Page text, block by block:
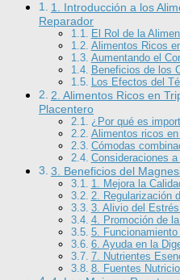
1. Introducción a los
Reparador
El Rol de la
Alimentos Ricos
Aumentando el
Beneficios de los
Los Efectos del
2. Alimentos Ricos en
Placentero
¿Por qué es
Alimentos ricos
Cómodas
Consideraciones
3. Beneficios del
1. Mejora la
2. Regularización
3. Alivio del
4. Promoción de
5.
6. Ayuda en la
7. Nutrientes
8. Fuentes